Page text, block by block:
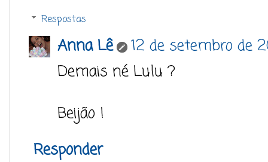
Respostas
Anna Lê
12 de setembro de
Demais né Lulu ?
Beijão !
Responder